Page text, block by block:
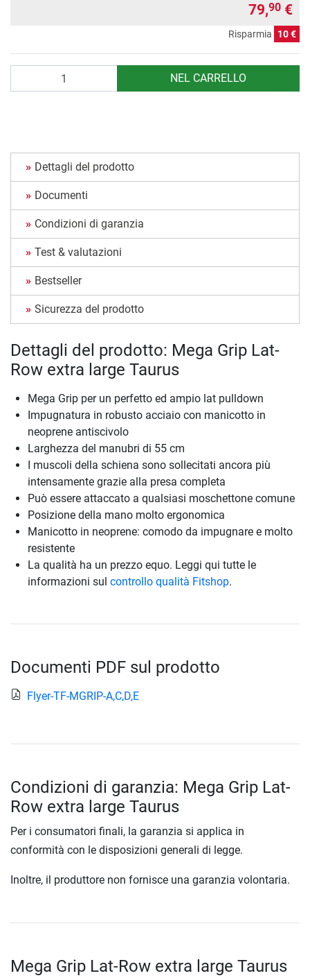
79,90 €
Risparmia 10 €
NEL CARRELLO
Dettagli del prodotto
Documenti
Condizioni di garanzia
Test & valutazioni
Bestseller
Sicurezza del prodotto
Dettagli del prodotto: Mega Grip Lat-
Row extra large Taurus
Mega Grip per un perfetto ed ampio lat pulldown
Impugnatura in robusto acciaio con manicotto in
neoprene antiscivolo
Larghezza del manubri di 55 cm
I muscoli della schiena sono sollecitati ancora più
intensamente grazie alla presa completa
Può essere attaccato a qualsiasi moschettone comune
Posizione della mano molto ergonomica
Manicotto in neoprene: comodo da impugnare e molto
resistente
La qualità ha un prezzo equo. Leggi qui tutte le
informazioni sul controllo qualità Fitshop.
Documenti PDF sul prodotto
Flyer-TF-MGRIP-A,C,D,E
Condizioni di garanzia: Mega Grip Lat-
Row extra large Taurus
Per i consumatori finali, la garanzia si applica in
conformità con le disposizioni generali di legge.
Inoltre, il produttore non fornisce una garanzia volontaria.
Mega Grip Lat-Row extra large Taurus